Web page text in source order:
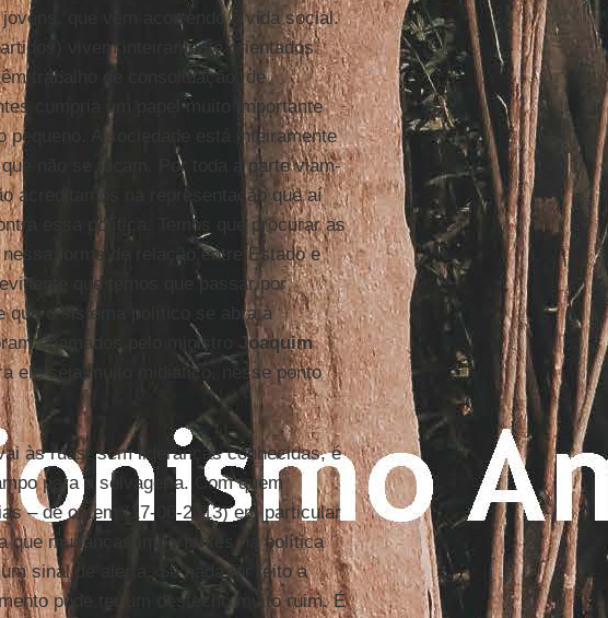
que vem acorrendo à vida social.
vivem inteiramente orientados
trabalho de consolidação, de
cumpria um papel muito importante
pequeno. A sociedade está inteiramente
não se tocam. Por toda a parte viam-
acreditamos na representação que aí
essa política. Temos que procurar as
forma de relação entre Estado e
que temos que passar por
que o sistema político se abra à
chamados pelo ministro
Joaquim
ele seja muito midiático, nesse ponto
às ruas, sem lideranças conhecidas, é
para a selvageria. Com quem
– de ontem (17-06-2013) em particular
que mudanças importantes na política
sinal de alerta. Se nada for feito a
pode ter um desfecho muito ruim. É